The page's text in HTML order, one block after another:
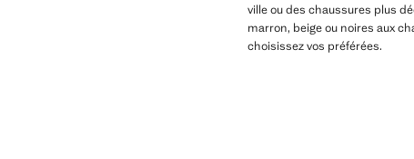
ville ou des chaussures plus
marron, beige ou noires aux
choisissez vos préférées.